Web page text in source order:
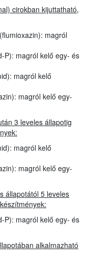
cirokban kijuttatható,
magról
P): magról kelő egy- és
magról kelő
magról kelő egy-
3 leveles állapotig
magról kelő
magról kelő egy-
állapotától 5 leveles
P): magról kelő egy- és
alkalmazható